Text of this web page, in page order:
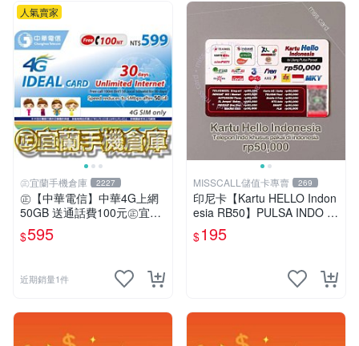
人氣賣家
㊣宜蘭手機倉庫 2227
㊣【中華電信】中華4G上網
50GB 送通話費100元㊣宜蘭
手機倉庫
$595
近期銷量1件
MISSCALL儲值卡專賣 269
印尼卡【Kartu HELLO Indon
esia RB50】PULSA INDO IS
I Rp 50,000⚡MissCall儲值卡
專賣
$195